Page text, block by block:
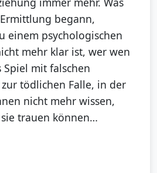
begann,
einem psychologischen
mehr klar ist, wer wen
mit falschen
tödlichen Falle, in der
nicht mehr wissen,
trauen können…